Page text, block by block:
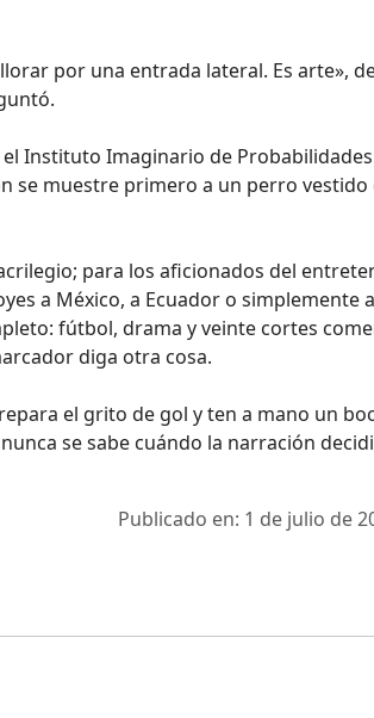
por una entrada lateral. Es arte»,
Instituto Imaginario de Probabilidades
se muestre primero a un perro vestido
para los aficionados del
a México, a Ecuador o simplemente
fútbol, drama y veinte cortes
diga otra cosa.
el grito de gol y ten a mano un
se sabe cuándo la narración
Publicado en: 1 de julio de